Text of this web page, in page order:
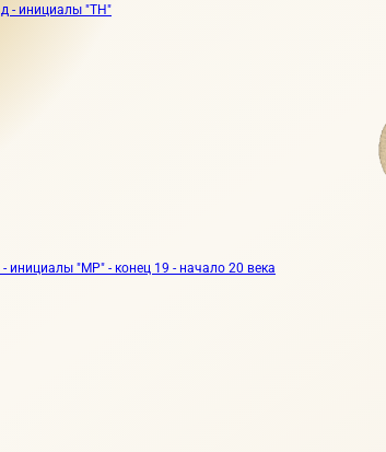
- инициалы "TH"
инициалы "МР" - конец 19 - начало 20 века